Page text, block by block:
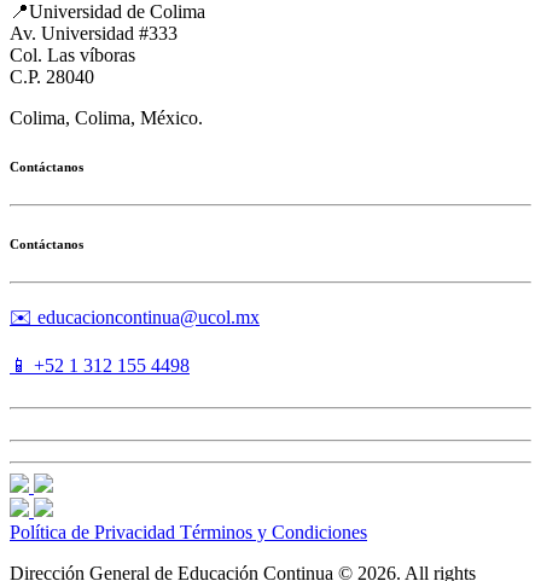
📍Universidad de Colima
Av. Universidad #333
Col. Las víboras
C.P. 28040
Colima, Colima, México.
Contáctanos
Contáctanos
✉️ educacioncontinua@ucol.mx
📱 +52 1 312 155 4498
Política de Privacidad Términos y Condiciones
Dirección General de Educación Continua © 2026. All rights